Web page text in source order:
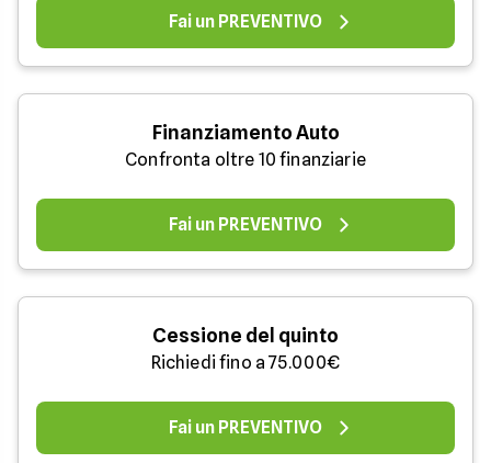
Fai un PREVENTIVO
Finanziamento Auto
Confronta oltre 10 finanziarie
Fai un PREVENTIVO
Cessione del quinto
Richiedi fino a 75.000€
Fai un PREVENTIVO